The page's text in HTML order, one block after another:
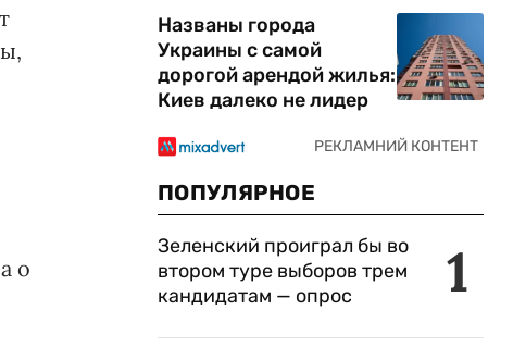
о
Названы города
Украины с самой
дорогой арендой жилья:
Киев далеко не лидер
ПОПУЛЯРНОЕ
1
Зеленский проиграл бы во
втором туре выборов трем
кандидатам — опрос